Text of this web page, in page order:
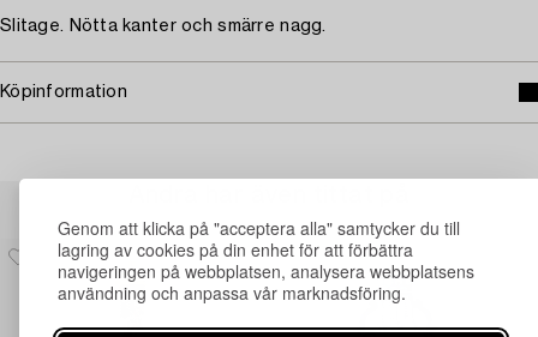
Genom att klicka på "acceptera alla" samtycker du till
lagring av cookies på din enhet för att förbättra
navigeringen på webbplatsen, analysera webbplatsens
användning och anpassa vår marknadsföring.
Slitage. Nötta kanter och smärre nagg.
Köpinformation